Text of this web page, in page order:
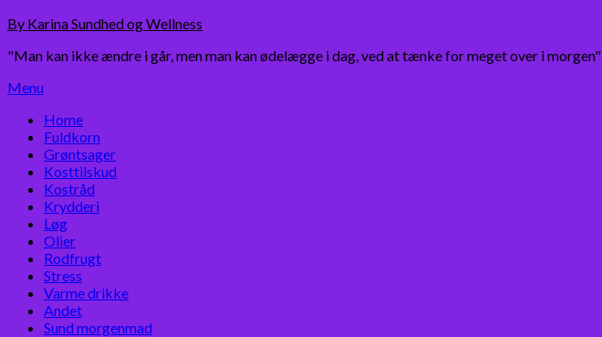
Skip
content
By Karina Sundhed og Wellness
"Man kan ikke ændre i går, men man kan ødelægge i dag, ved at tænke for meget over i morgen"
Menu
Home
Fuldkorn
Grøntsager
Kosttilskud
Kostråd
Krydderi
Løg
Olier
Rodfrugt
Stress
Varme drikke
Andet
Sund morgenmad